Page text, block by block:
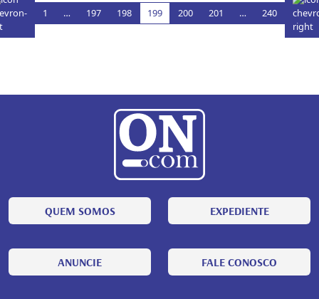
1 … 197 198 199 200 201 … 240
QUEM SOMOS EXPEDIENTE
ANUNCIE FALE CONOSCO